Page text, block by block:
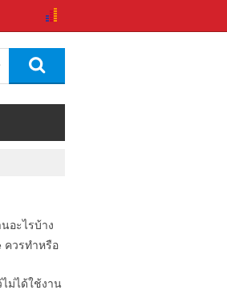
อะไรบ้าง
ควรทำหรือ
ม่ได้ใช้งาน